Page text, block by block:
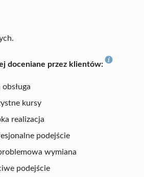
doceniane przez klientów:
obsługa
kursy
realizacja
podejście
wymiana
podejście